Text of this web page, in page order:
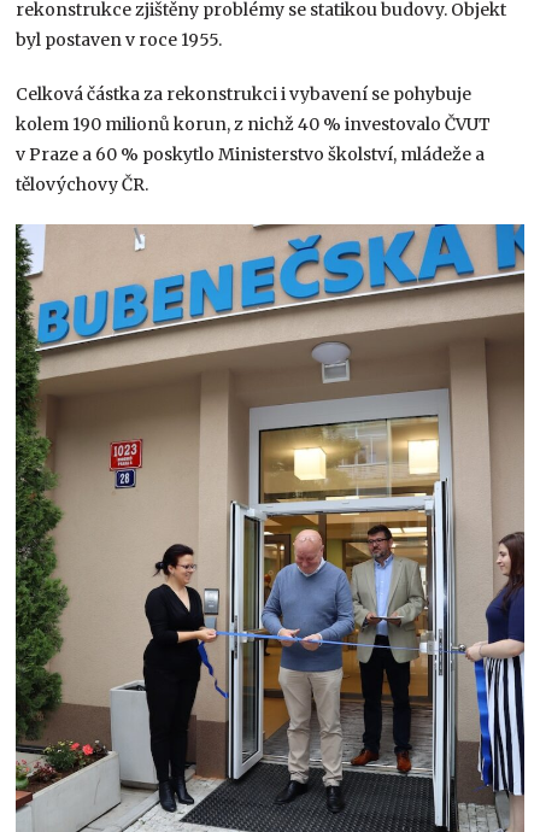
rekonstrukce zjištěny problémy se statikou budovy. Objekt
byl postaven v roce 1955.
Celková částka za rekonstrukci i vybavení se pohybuje
kolem 190 milionů korun, z nichž 40 % investovalo ČVUT
v Praze a 60 % poskytlo Ministerstvo školství, mládeže a
tělovýchovy ČR.